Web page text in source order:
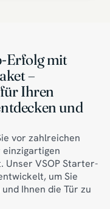
Erfolg mit
–
Ihren
und
vor zahlreichen
Unser VSOP Starter-
um Sie
Ihnen die Tür zu